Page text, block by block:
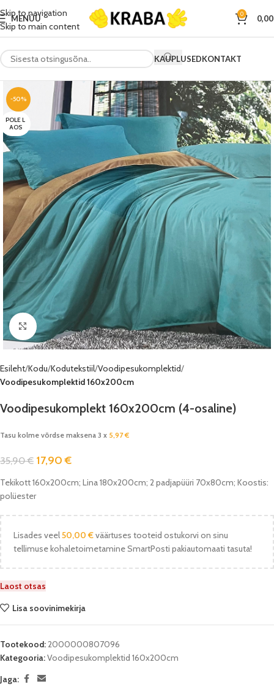
Skip to navigation
Skip to main content
MENÜÜ 0
KAUPLUSEDKONTAKT
-50%
POLE L
AOS
Vaata pilti
Esileht Kodu Kodutekstiil Voodipesukomplektid
Voodipesukomplektid 160x200cm
Voodipesukomplekt 160x200cm (4-osaline)
Tasu kolme võrdse maksena 3 x 5,97€
35,90€ 17,90€
Tekikott 160x200cm; Lina 180x200cm; 2 padjapüüri 70x80cm; Koostis:
polüester
Lisades veel50,00 €väärtuses tooteid ostukorvi on sinu
tellimuse kohaletoimetamine SmartPosti pakiautomaati tasuta!
Laost otsas
Lisa soovinimekirja
Tootekood:2000000807096
Kategooria:Voodipesukomplektid 160x200cm
Jaga: